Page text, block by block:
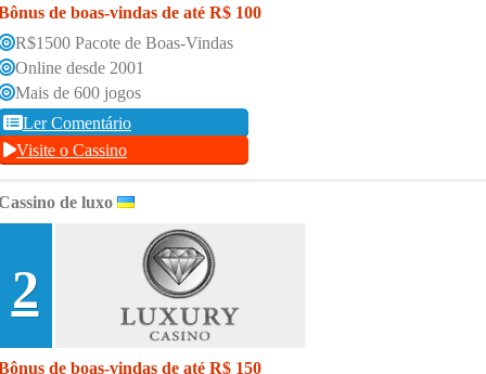
de boas-vindas de até R$ 100
R$1500 Pacote de Boas-Vindas
Online desde 2001
Mais de 600 jogos
Ler Comentário
Visite o Cassino
de luxo
2
de boas-vindas de até R$ 150